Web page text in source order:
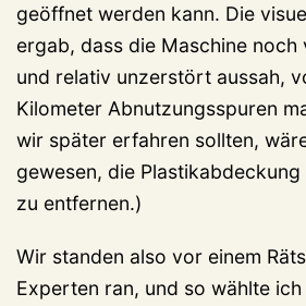
geöffnet werden kann. Die
ergab, dass die Maschine noch
und relativ unzerstört aussah,
Kilometer Abnutzungsspuren
wir später erfahren sollten,
gewesen, die
zu entfernen.)
Wir standen also vor einem
Experten ran, und so wählte ich